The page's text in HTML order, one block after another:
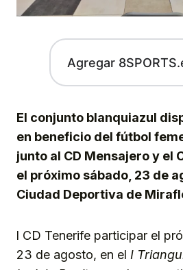
Agregar
El conjunto blanquiazul
en beneficio del fútbol
junto al CD Mensajero y el
el próximo sábado, 23 de
Ciudad Deportiva de
l CD Tenerife participar el
23 de agosto, en el I